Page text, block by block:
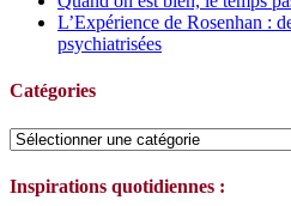
L’Expérience de Rosenhan :
psychiatrisées
Catégories
Catégories
Inspirations quotidiennes :